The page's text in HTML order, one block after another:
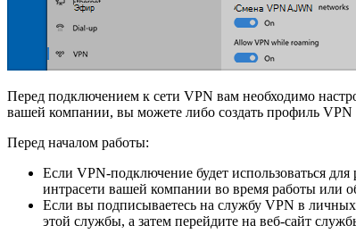
Перед подключением к сети VPN вам необходимо
вашей компании, вы можете либо создать профиль VPN
Перед началом работы:
Если VPN-подключение будет использоваться
интрасети вашей компании во время работы или
Если вы подписываетесь на службу VPN в
этой службы, а затем перейдите на веб-сайт